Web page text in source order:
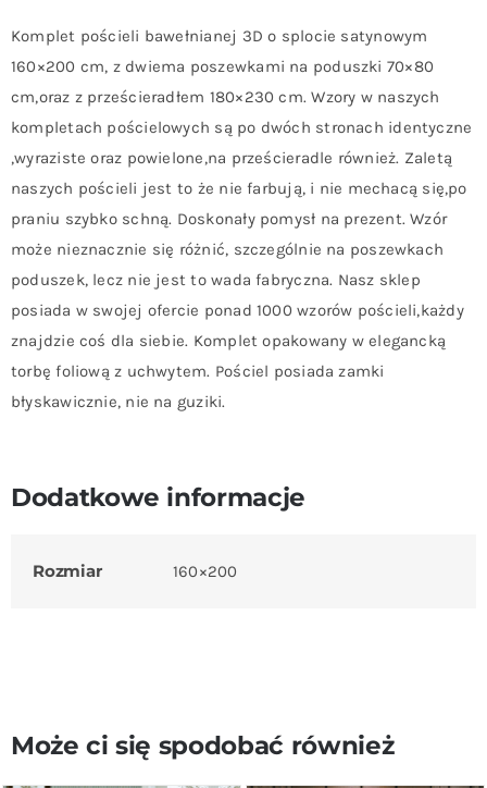
Komplet pościeli bawełnianej 3D o splocie satynowym
160×200 cm, z dwiema poszewkami na poduszki 70×80
cm,oraz z prześcieradłem 180×230 cm. Wzory w naszych
kompletach pościelowych są po dwóch stronach identyczne
,wyraziste oraz powielone,na prześcieradle również. Zaletą
naszych pościeli jest to że nie farbują, i nie mechacą się,po
praniu szybko schną. Doskonały pomysł na prezent. Wzór
może nieznacznie się różnić, szczególnie na poszewkach
poduszek, lecz nie jest to wada fabryczna. Nasz sklep
posiada w swojej ofercie ponad 1000 wzorów pościeli,każdy
znajdzie coś dla siebie. Komplet opakowany w elegancką
torbę foliową z uchwytem. Pościel posiada zamki
błyskawicznie, nie na guziki.
Dodatkowe informacje
Rozmiar 160×200
Może ci się spodobać również